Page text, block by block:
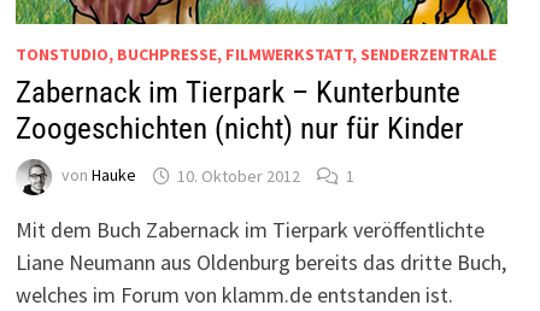
TONSTUDIO, BUCHPRESSE, FILMWERKSTATT, SENDERZENTRALE
Zabernack im Tierpark – Kunterbunte
Zoogeschichten (nicht) nur für Kinder
von Hauke 10. Oktober 2012 1
Mit dem Buch Zabernack im Tierpark veröffentlichte
Liane Neumann aus Oldenburg bereits das dritte Buch,
welches im Forum von klamm.de entstanden ist.